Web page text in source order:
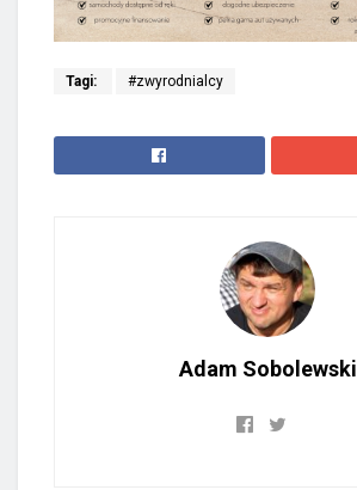
Tagi: #zwyrodnialcy
Adam Sobolewski